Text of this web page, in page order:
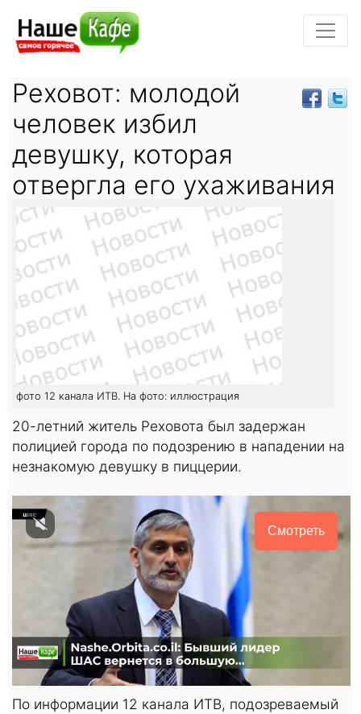
Реховот: молодой
человек избил
девушку, которая
отвергла его ухаживания
фото 12 канала ИТВ. На фото: иллюстрация
20-летний житель Реховота был задержан
полицией города по подозрению в нападении на
незнакомую девушку в пиццерии.
Смотреть
По информации 12 канала ИТВ, подозреваемый